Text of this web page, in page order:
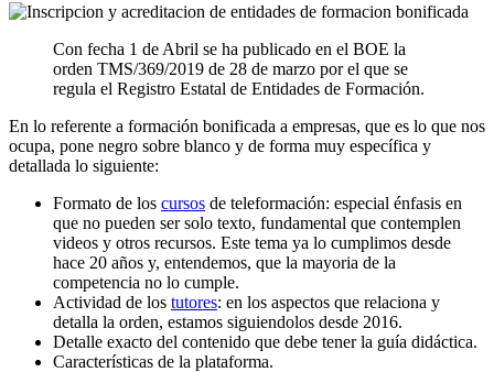
Con fecha 1 de Abril se ha publicado en el BOE la
orden TMS/369/2019 de 28 de marzo por el que se
regula el Registro Estatal de Entidades de Formación.
En lo referente a formación bonificada a empresas, que es lo que nos
ocupa, pone negro sobre blanco y de forma muy específica y
detallada lo siguiente:
Formato de los cursos de teleformación: especial énfasis en
que no pueden ser solo texto, fundamental que contemplen
videos y otros recursos. Este tema ya lo cumplimos desde
hace 20 años y, entendemos, que la mayoria de la
competencia no lo cumple.
Actividad de los tutores: en los aspectos que relaciona y
detalla la orden, estamos siguiendolos desde 2016.
Detalle exacto del contenido que debe tener la guía didáctica.
Características de la plataforma.